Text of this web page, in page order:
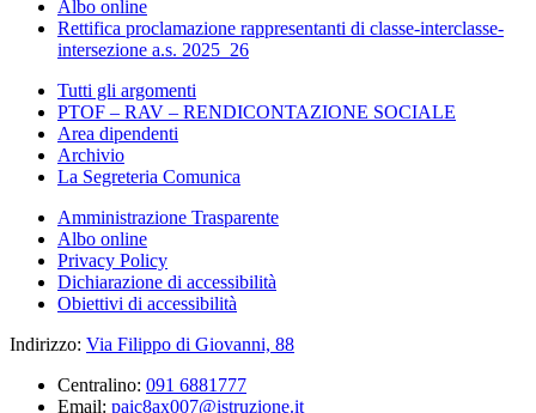
Albo online
Rettifica proclamazione rappresentanti di classe-interclasse-
intersezione a.s. 2025_26
Tutti gli argomenti
PTOF – RAV – RENDICONTAZIONE SOCIALE
Area dipendenti
Archivio
La Segreteria Comunica
Amministrazione Trasparente
Albo online
Privacy Policy
Dichiarazione di accessibilità
Obiettivi di accessibilità
Indirizzo: Via Filippo di Giovanni, 88
Centralino: 091 6881777
Email: paic8ax007@istruzione.it